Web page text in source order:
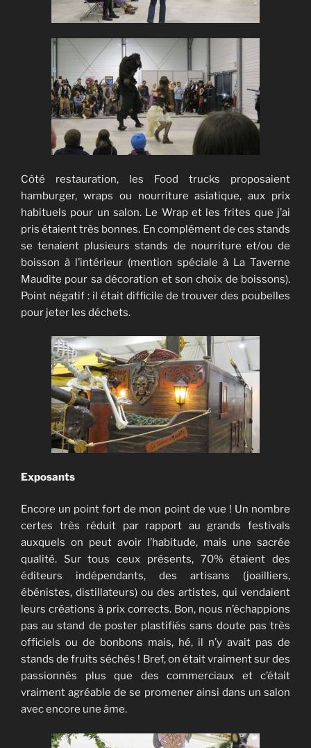
Côté restauration, les Food trucks proposaient
hamburger, wraps ou nourriture asiatique, aux prix
habituels pour un salon. Le Wrap et les frites que j’ai
pris étaient très bonnes. En complément de ces stands
se tenaient plusieurs stands de nourriture et/ou de
boisson à l’intérieur (mention spéciale à La Taverne
Maudite pour sa décoration et son choix de boissons).
Point négatif : il était difficile de trouver des poubelles
pour jeter les déchets.
Exposants
Encore un point fort de mon point de vue ! Un nombre
certes très réduit par rapport au grands festivals
auxquels on peut avoir l’habitude, mais une sacrée
qualité. Sur tous ceux présents, 70% étaient des
éditeurs indépendants, des artisans (joailliers,
ébénistes, distillateurs) ou des artistes, qui vendaient
leurs créations à prix corrects. Bon, nous n’échappions
pas au stand de poster plastifiés sans doute pas très
officiels ou de bonbons mais, hé, il n’y avait pas de
stands de fruits séchés ! Bref, on était vraiment sur des
passionnés plus que des commerciaux et c’était
vraiment agréable de se promener ainsi dans un salon
avec encore une âme.